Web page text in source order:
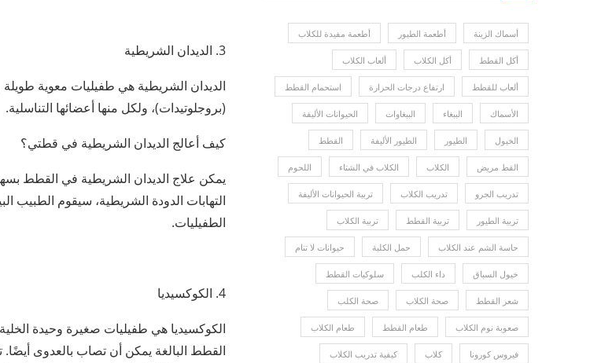
3. الديدان الشريطية
الديدان الشريطية هي طفيليات معوية
(بروجلوتيدات)، ولكل منها أعضائها التناسلية.
كيف أعالج الديدان الشريطية في قطتي؟
يمكن علاج الديدان الشريطية في القطط
التهابات الدودة الشريطية، سيقوم الطبيب
الطفيليات.
4. الكوكسيديا
الكوكسيديا هي طفيليات صغيرة وحيدة
القطط البالغة يمكن أن تصاب بالعدوى
أسماك الزينة أطعمة الطيور أطعمة مفيدة للكلاب
أكل القطط أكل الكلاب ألعاب الكلاب
ألعاب للقطط ارتفاع درجات الحرارة استحمام القطط
الأسماك الببغاء الببغاوات الحيوانات الأليفة
الخيول الطيور الطيور الأليفة القطط
القط مريض الكلاب الكلاب في الشتاء اللحوم
تدريب الجرو تدريب الكلاب تربية الحيوانات الأليفة
تربية الطيور تربية القطط تربية الكلاب
حاسة الشم عند الكلاب حمل الكلبة حيوانات لا تنام
خيول السباق داء الكلب سلوكيات القطط
شعر القطط صحة الكلاب صحة الكلب
صعوبة نوم الكلاب طعام القطط طعام الكلاب
فيروس كورونا كلاب كيفية تدريب الكلاب